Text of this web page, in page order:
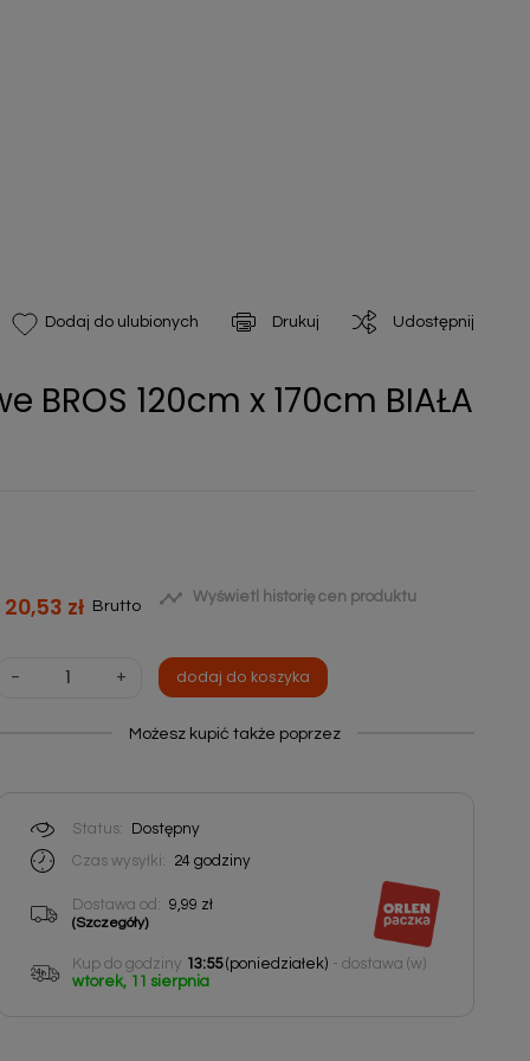
Dodaj do ulubionych Drukuj Udostępnij
120cm x 170cm BIAŁA
20,53 zł Brutto  Wyświetl historię cen produktu
- + dodaj do koszyka
Możesz kupić także poprzez
Status:
Dostępny
Czas wysyłki:
24 godziny
Dostawa od: 9,99 zł
(Szczegóły)
Kup do godziny 13:55(poniedziałek) - dostawa (w)
wtorek, 11 sierpnia